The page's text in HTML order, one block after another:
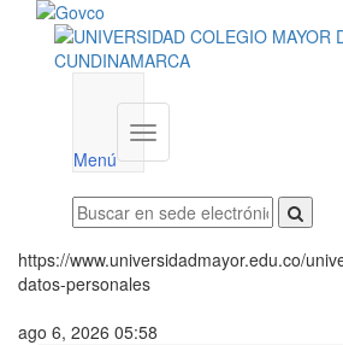
Menú
Menú
institucional
https://www.universidadmayor.edu.co/
datos-personales
ago 6, 2026 05:58